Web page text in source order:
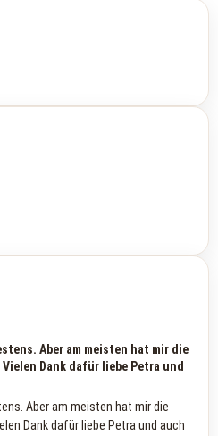
Aber am meisten hat mir die
Dank dafür liebe Petra und
Aber am meisten hat mir die
Dank dafür liebe Petra und auch